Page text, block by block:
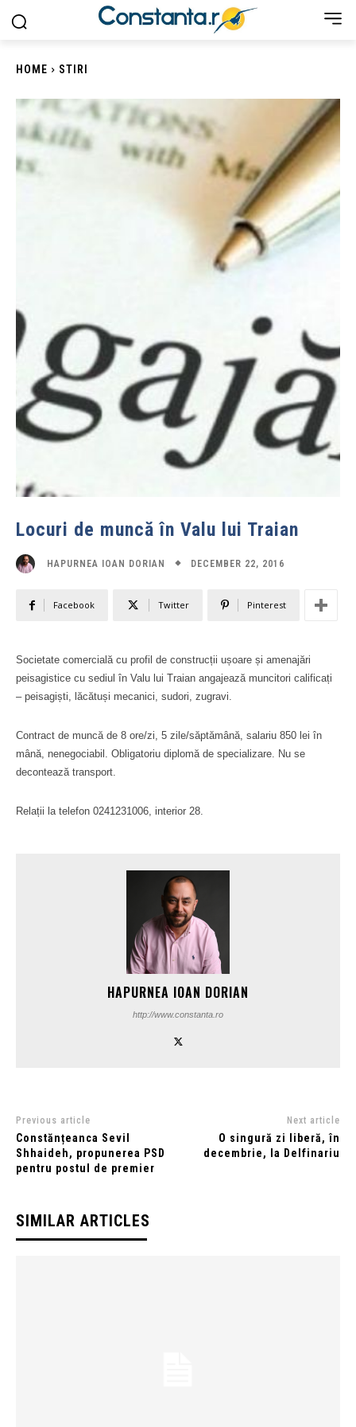
HOME STIRI
Locuri de muncă în Valu lui Traian
HAPURNEA IOAN DORIAN DECEMBER 22, 2016
Facebook Twitter Pinterest
Societate comercială cu profil de construcții ușoare și amenajări
peisagistice cu sediul în Valu lui Traian angajează muncitori calificați
– peisagiști, lăcătuși mecanici, sudori, zugravi.
Contract de muncă de 8 ore/zi, 5 zile/săptămână, salariu 850 lei în
mână, nenegociabil. Obligatoriu diplomă de specializare. Nu se
decontează transport.
Relații la telefon 0241231006, interior 28.
HAPURNEA IOAN DORIAN
http://www.constanta.ro
Previous article
Constănțeanca Sevil
Shhaideh, propunerea PSD
pentru postul de premier
Next article
O singură zi liberă, în
decembrie, la Delfinariu
SIMILAR ARTICLES